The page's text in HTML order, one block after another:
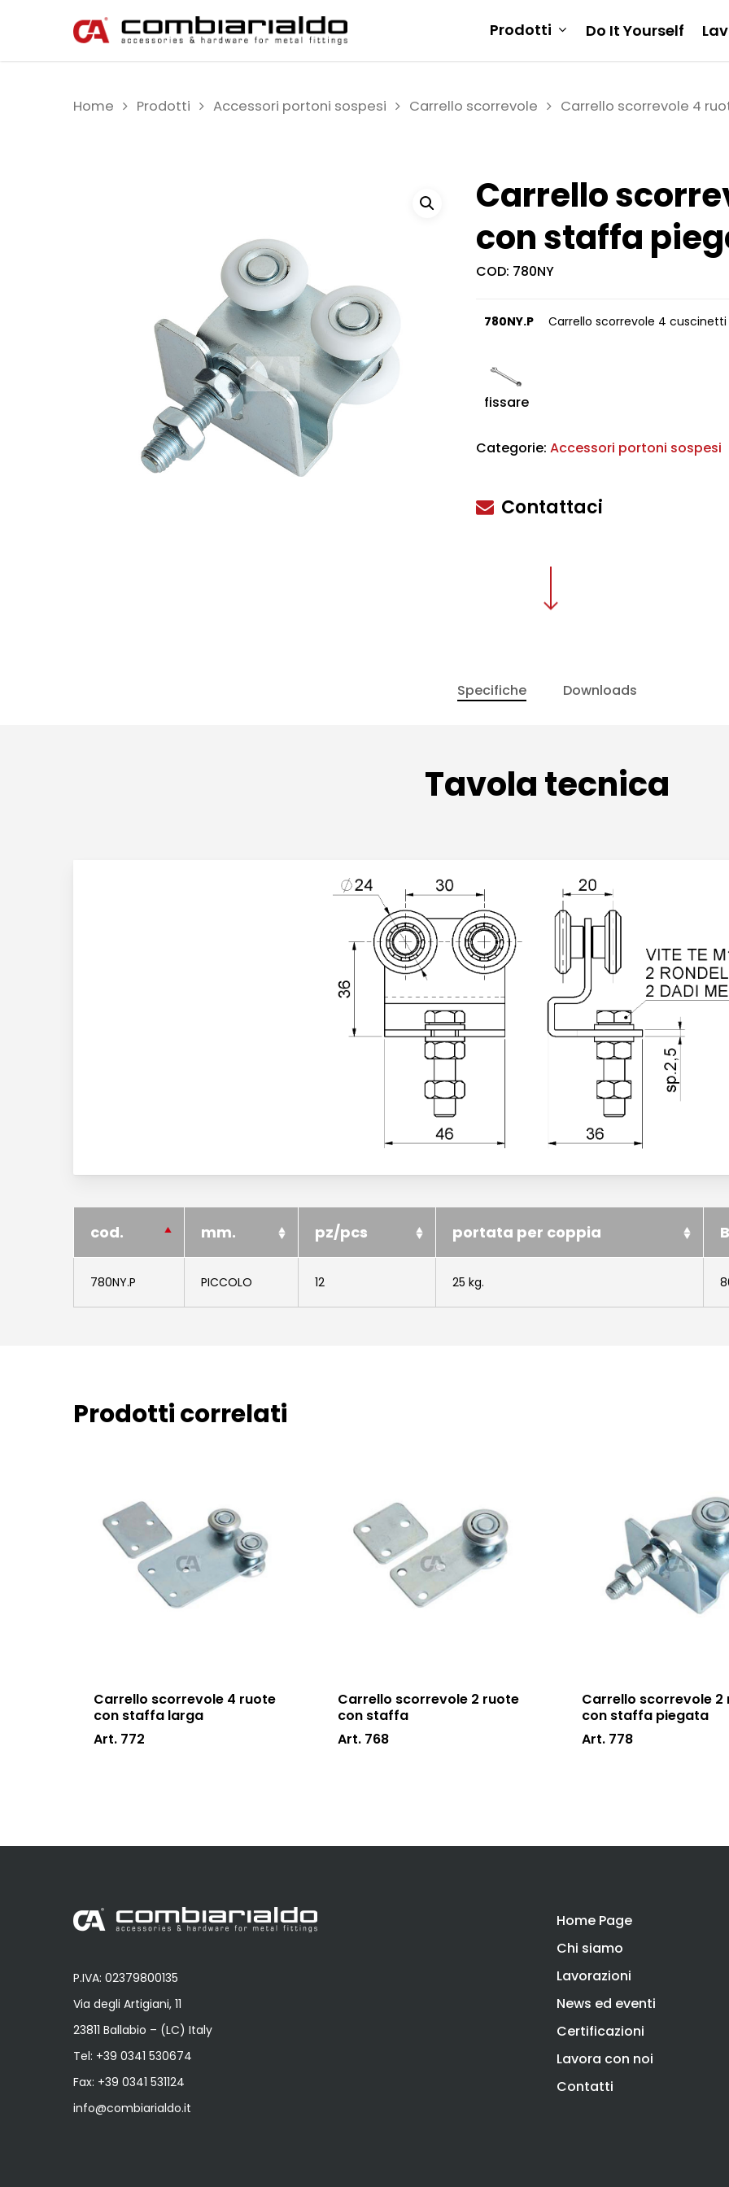
Premi invio per cercare o ESC per uscire
Prodotti Do It Yourself
Home Prodotti Accessori portoni sospesi Carrello scorrevole Carrello scorrevole 4
Carrello
con staffa
COD: 780NY
780NY.P Carrello scorrevole 4
fissare
Categorie: Accessori portoni sospesi
Contattaci
Specifiche Downloads
Tavola tecnica
cod. mm. pz/pcs portata per coppia
780NY.P PICCOLO 12 25 kg.
Prodotti correlati
Carrello scorrevole 4 ruote
con staffa larga
Art. 772
Carrello scorrevole 2 ruote
con staffa
Art. 768
Carrello scorrevole 2
con staffa piegata
Art. 778
P.IVA: 02379800135
Via degli Artigiani, 11
23811 Ballabio – (LC) Italy
Tel: +39 0341 530674
Fax: +39 0341 531124
info@combiarialdo.it
Home Page
Chi siamo
Lavorazioni
News ed eventi
Certificazioni
Lavora con noi
Contatti